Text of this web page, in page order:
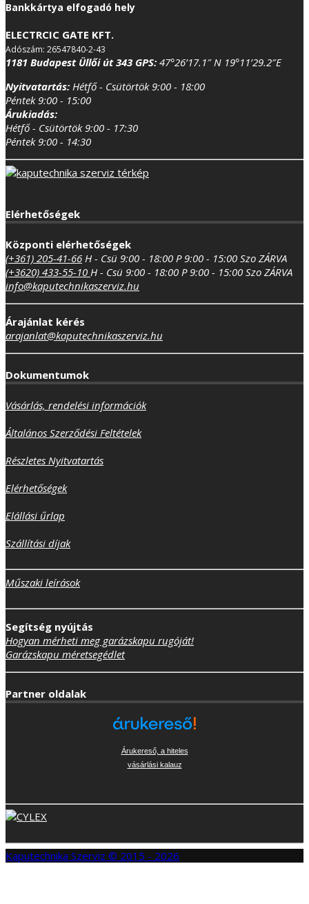
Bankkártya elfogadó hely
ELECTRCIC GATE KFT.
Adószám: 26547840-2-43
1181 Budapest Üllői út 343 GPS: 47°26’17.1″ N 19°11’29.2″E
Nyitvatartás: Hétfő - Csütörtök 9:00 - 18:00
Péntek 9:00 - 15:00
Árukiadás:
Hétfő - Csütörtök 9:00 - 17:30
Péntek 9:00 - 14:30
Elérhetőségek
Központi elérhetőségek
(+361) 205-41-66 H - Csü 9:00 - 18:00 P 9:00 - 15:00 Szo ZÁRVA
(+3620) 433-55-10 H - Csü 9:00 - 18:00 P 9:00 - 15:00 Szo ZÁRVA
info@kaputechnikaszerviz.hu
Árajánlat kérés
arajanlat@kaputechnikaszerviz.hu
Dokumentumok
Vásárlás, rendelési információk
Általános Szerződési Feltételek
Részletes Nyitvatartás
Elérhetőségek
Elállási űrlap
Szállítási díjak
Műszaki leírások
Segítség nyújtás
Hogyan mérheti meg garázskapu rugóját!
Garázskapu méretsegédlet
Partner oldalak
Árukereső, a hiteles
vásárlási kalauz
Kaputechnika Szerviz © 2015 - 2026